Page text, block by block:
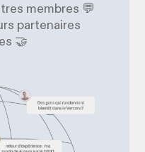
membres 💬
partenaires
🤝